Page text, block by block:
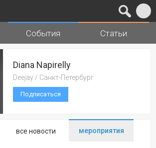
События Статьи
Diana Napirelly
Deejay / Санкт-Петербург
Подписаться
все новости мероприятия